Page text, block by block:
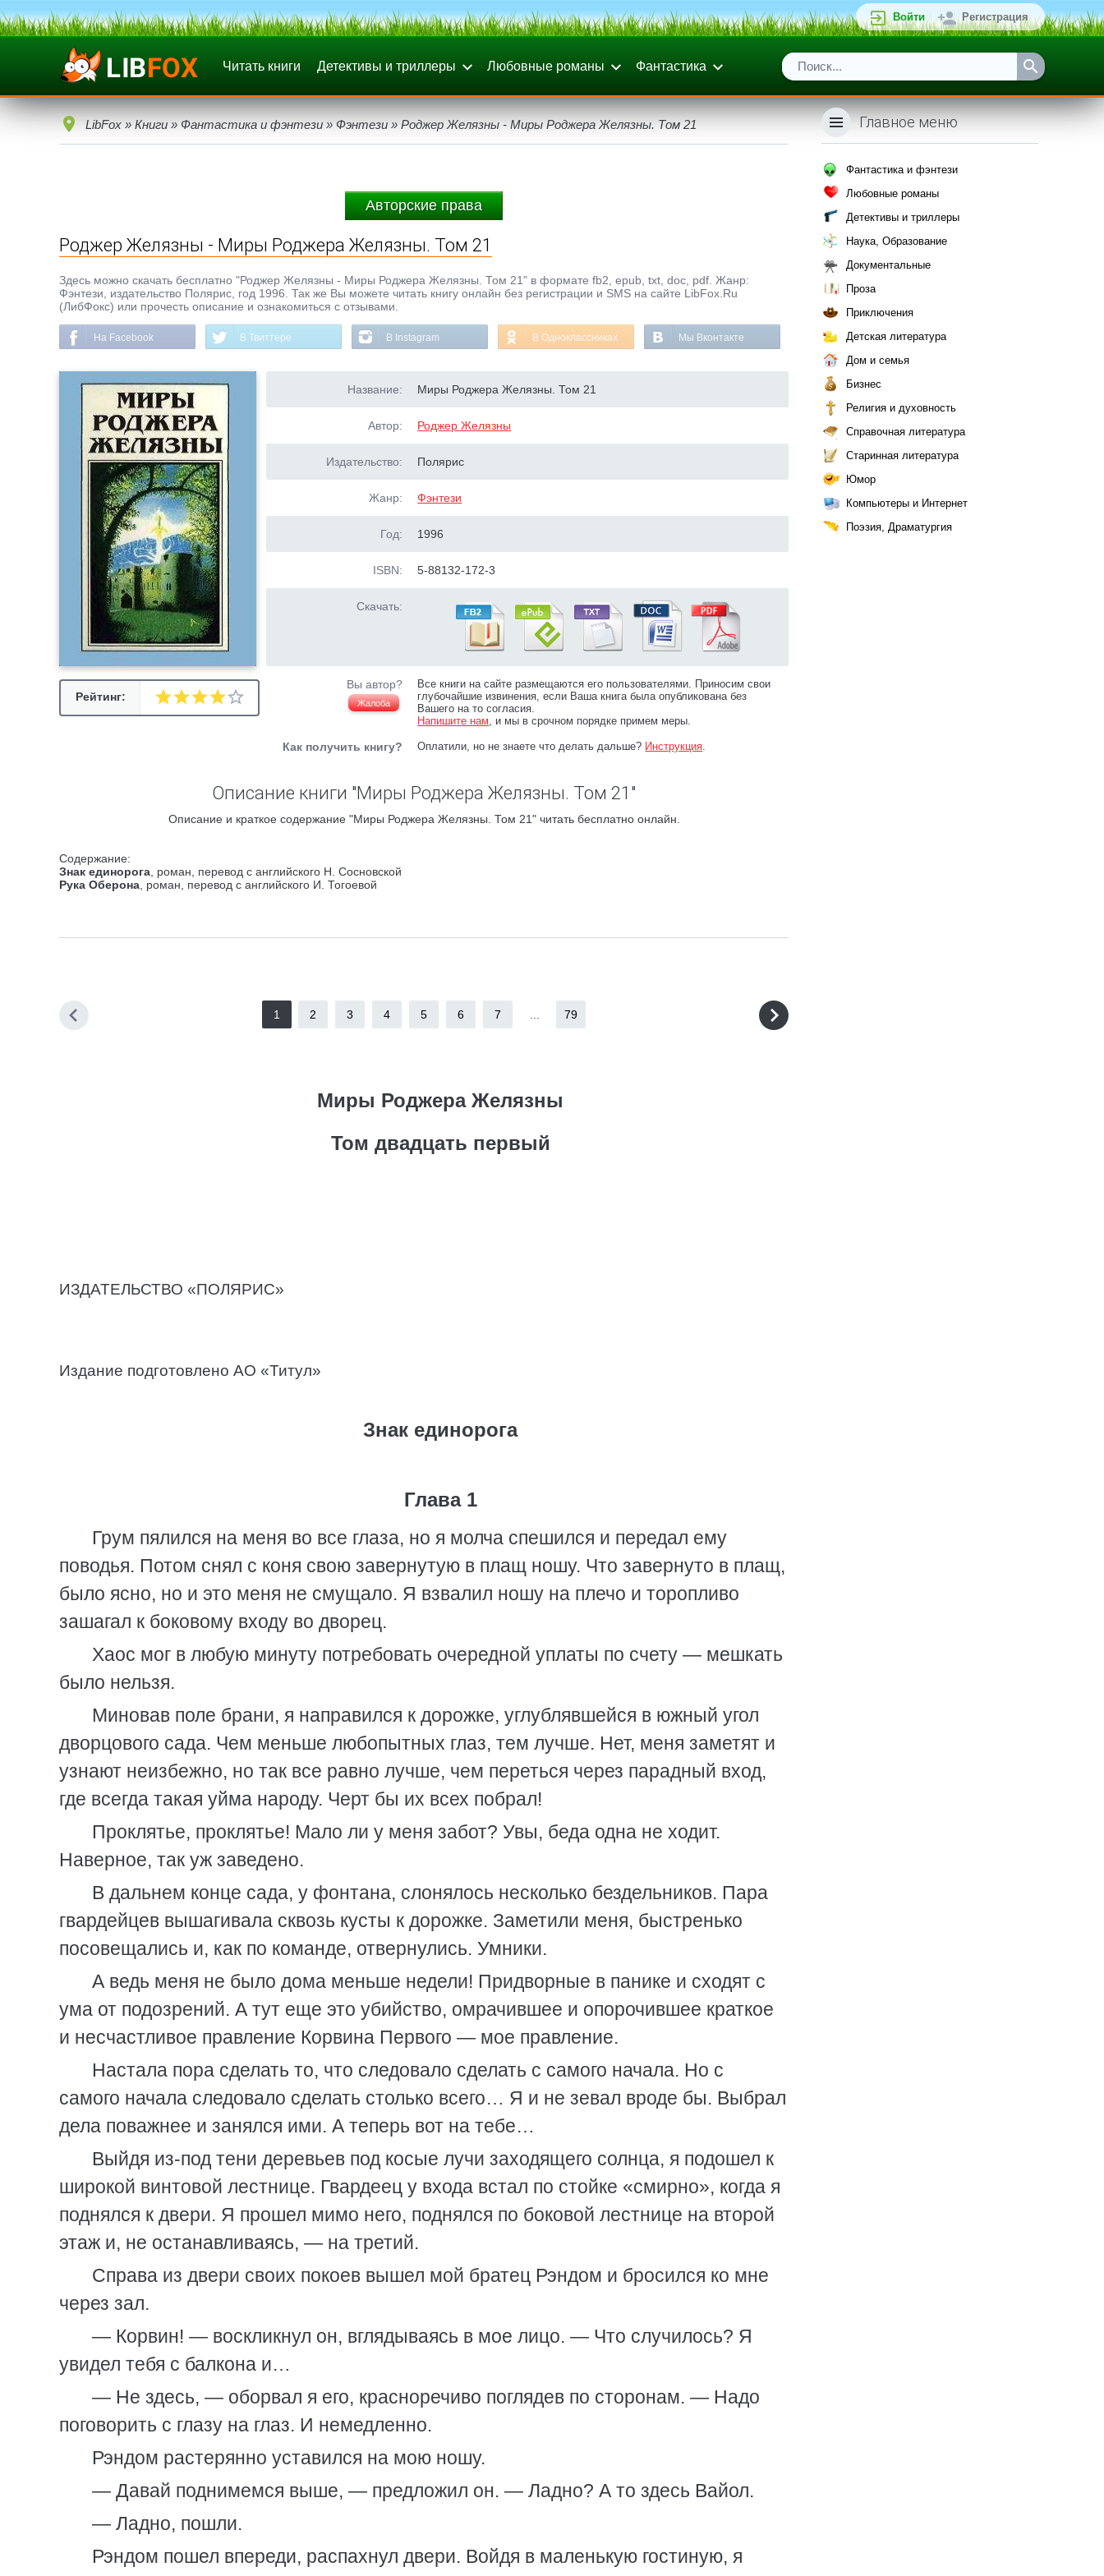
Войти Регистрация
Читать книги Детективы и триллеры Любовные романы Фантастика
LibFox » Книги » Фантастика и фэнтези » Фэнтези » Роджер Желязны - Миры Роджера Желязны. Том 21
Авторские права
Роджер Желязны - Миры Роджера Желязны. Том 21
Здесь можно скачать бесплатно "Роджер Желязны - Миры Роджера Желязны. Том 21" в формате fb2, epub, txt, doc, pdf. Жанр:
Фэнтези, издательство Полярис, год 1996. Так же Вы можете читать книгу онлайн без регистрации и SMS на сайте LibFox.Ru
(ЛибФокс) или прочесть описание и ознакомиться с отзывами.
На Facebook В Твиттере В Instagram В Одноклассниках Мы Вконтакте
Рейтинг:
Название: Миры Роджера Желязны. Том 21
Автор: Роджер Желязны
Издательство: Полярис
Жанр: Фэнтези
Год: 1996
ISBN: 5-88132-172-3
Скачать:
Вы автор?
Жалоба
Все книги на сайте размещаются его пользователями. Приносим свои
глубочайшие извинения, если Ваша книга была опубликована без
Вашего на то согласия.
Напишите нам, и мы в срочном порядке примем меры.
Как получить книгу? Оплатили, но не знаете что делать дальше? Инструкция.
Описание книги "Миры Роджера Желязны. Том 21"
Описание и краткое содержание "Миры Роджера Желязны. Том 21" читать бесплатно онлайн.
Содержание:
Знак единорога , роман, перевод с английского Н. Сосновской
Рука Оберона , роман, перевод с английского И. Тогоевой
1 2 3 4 5 6 7 79
Миры Роджера Желязны
Том двадцать первый
ИЗДАТЕЛЬСТВО «ПОЛЯРИС»
Издание подготовлено АО «Титул»
Знак единорога
Глава 1
Грум пялился на меня во все глаза, но я молча спешился и передал ему
поводья. Потом снял с коня свою завернутую в плащ ношу. Что завернуто в плащ,
было ясно, но и это меня не смущало. Я взвалил ношу на плечо и торопливо
зашагал к боковому входу во дворец.
Хаос мог в любую минуту потребовать очередной уплаты по счету — мешкать
было нельзя.
Миновав поле брани, я направился к дорожке, углублявшейся в южный угол
дворцового сада. Чем меньше любопытных глаз, тем лучше. Нет, меня заметят и
узнают неизбежно, но так все равно лучше, чем переться через парадный вход,
где всегда такая уйма народу. Черт бы их всех побрал!
Проклятье, проклятье! Мало ли у меня забот? Увы, беда одна не ходит.
Наверное, так уж заведено.
В дальнем конце сада, у фонтана, слонялось несколько бездельников. Пара
гвардейцев вышагивала сквозь кусты к дорожке. Заметили меня, быстренько
посовещались и, как по команде, отвернулись. Умники.
А ведь меня не было дома меньше недели! Придворные в панике и сходят с
ума от подозрений. А тут еще это убийство, омрачившее и опорочившее краткое
и несчастливое правление Корвина Первого — мое правление.
Настала пора сделать то, что следовало сделать с самого начала. Но с
самого начала следовало сделать столько всего… Я и не зевал вроде бы. Выбрал
дела поважнее и занялся ими. А теперь вот на тебе…
Выйдя из-под тени деревьев под косые лучи заходящего солнца, я подошел к
широкой винтовой лестнице. Гвардеец у входа встал по стойке «смирно», когда я
поднялся к двери. Я прошел мимо него, поднялся по боковой лестнице на второй
этаж и, не останавливаясь, — на третий.
Справа из двери своих покоев вышел мой братец Рэндом и бросился ко мне
через зал.
— Корвин! — воскликнул он, вглядываясь в мое лицо. — Что случилось? Я
увидел тебя с балкона и…
— Не здесь, — оборвал я его, красноречиво поглядев по сторонам. — Надо
поговорить с глазу на глаз. И немедленно.
Рэндом растерянно уставился на мою ношу.
— Давай поднимемся выше, — предложил он. — Ладно? А то здесь Вайол.
— Ладно, пошли.
Рэндом пошел впереди, распахнул двери. Войдя в маленькую гостиную, я
Главное меню
Фантастика и фэнтези
Любовные романы
Детективы и триллеры
Наука, Образование
Документальные
Проза
Приключения
Детская литература
Дом и семья
Бизнес
Религия и духовность
Справочная литература
Старинная литература
Юмор
Компьютеры и Интернет
Поэзия, Драматургия